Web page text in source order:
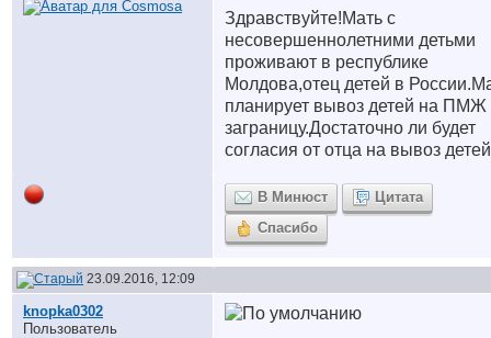
Здравствуйте!Мать с
несовершеннолетними детьми
проживают в республике
Молдова,отец детей в
планирует вывоз детей на ПМЖ
заграницу.Достаточно ли будет
согласия от отца на вывоз
В Минюст
Цитата
Спасибо
23.09.2016, 12:09
knopka0302
Пользователь